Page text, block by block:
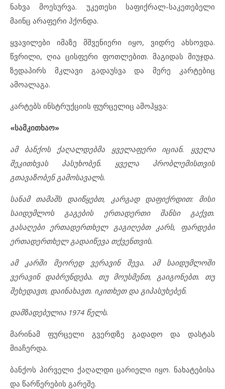
ნახვა მოესურვა. უკეთესი საფიქრალ-საკეთებელი
მაინც არაფერი ჰქონდა.
ყვავილები იმაზე მშვენიერი იყო, ვიდრე ახსოვდა.
წვრილი, ღია ცისფერი ფოთლებით. მაგიდას მიუჯდა.
ზედაპირს მკლავი გადაუსვა და მერე კარტებიც
ამოალაგა.
კარტებს ინსტრუქციის ფურცელიც ამოჰყვა:
«სამკითხაო»
ამ ბანქოს ქაღალდებმა ყველაფერი იციან. ყველა
შეკითხვას პასუხობენ. ყველა პრობლემისთვის
გთავაზობენ გამოსავალს.
სანამ თამაშს დაიწყებთ, კარგად დაფიქრდით: მისი
საიდუმლოს გაგების ერთადერთი შანსი გაქვთ.
გასაღები ერთადერთხელ გაგიღებთ კარს, ფარდები
ერთადერთხელ გადაიწევა თქვენთვის.
ამ კარში მეორედ ვერავინ შევა. ამ საიდუმლოში
ვერავინ დაბრუნდება. თუ მოუსმენთ, გაიგონებთ. თუ
შეხედავთ, დაინახავთ. იკითხეთ და გიპასუხებენ.
დამზადებულია 1974 წელს.
მარინამ ფურცელი გვერდზე გადადო და დასტას
მიაჩერდა.
ბანქოს პირველი ქაღალდი ცარიელი იყო. ნახატებისა
და წარწერების გარეშე.